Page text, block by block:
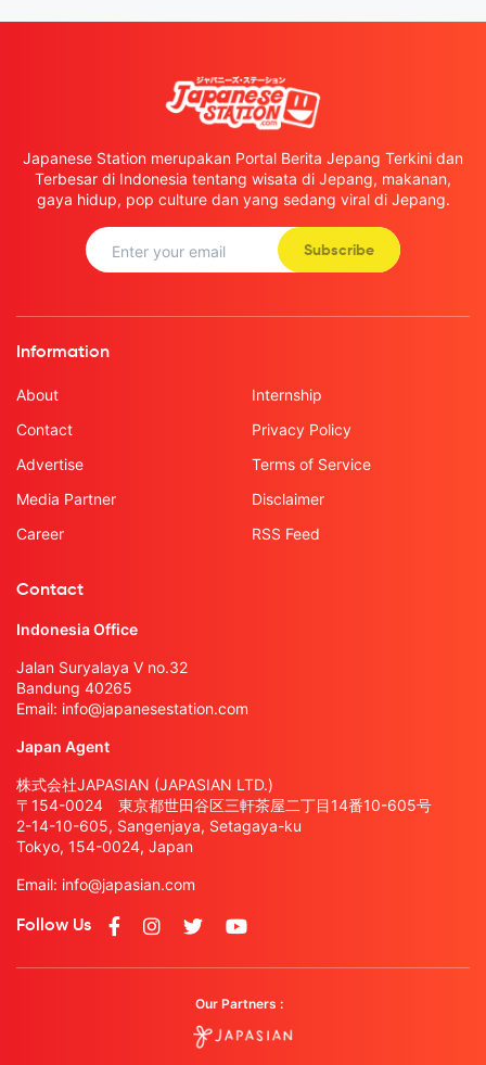
Japanese Station merupakan Portal Berita Jepang Terkini dan
Terbesar di Indonesia tentang wisata di Jepang, makanan,
gaya hidup, pop culture dan yang sedang viral di Jepang.
Subscribe
Information
About
Contact
Advertise
Media Partner
Career
Internship
Privacy Policy
Terms of Service
Disclaimer
RSS Feed
Contact
Indonesia Office
Jalan Suryalaya V no.32
Bandung 40265
Email: info@japanesestation.com
Japan Agent
株式会社JAPASIAN (JAPASIAN LTD.)
〒154-0024 東京都世田谷区三軒茶屋二丁目14番10-605号
2-14-10-605, Sangenjaya, Setagaya-ku
Tokyo, 154-0024, Japan
Email: info@japasian.com
Follow Us
Our Partners :